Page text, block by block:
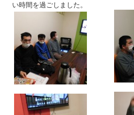
い時間を過ごしました。